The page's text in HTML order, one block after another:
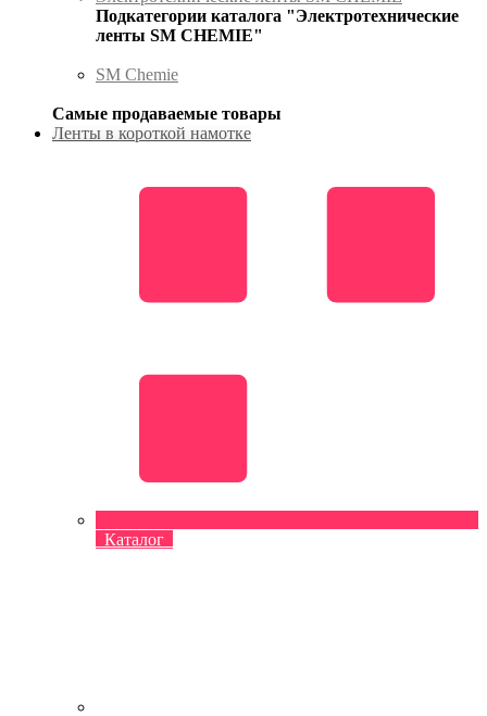
Подкатегории каталога "Электротехнические
ленты SM CHEMIE"
SM Chemie
Самые продаваемые товары
Ленты в короткой намотке
Каталог